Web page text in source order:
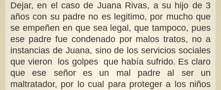
Dejar, en el caso de Juana Rivas, a su hijo de 3
años con su padre no es legitimo, por mucho que
se empeñen en que sea legal, que tampoco, pues
ese padre fue condenado por malos tratos, no a
instancias de Juana, sino de los servicios sociales
que vieron los golpes que había sufrido. Es claro
que ese señor es un mal padre al ser un
maltratador, por lo cual para proteger a los niños